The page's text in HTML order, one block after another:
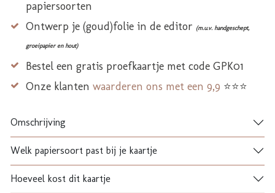
papiersoorten
Ontwerp je (goud)folie in de editor (m.u.v. handgeschept,
groeipapier en hout)
Bestel een gratis proefkaartje met code GPK01
Onze klanten waarderen ons met een 9,9 ⭐⭐⭐
Omschrijving
Welk papiersoort past bij je kaartje
Hoeveel kost dit kaartje